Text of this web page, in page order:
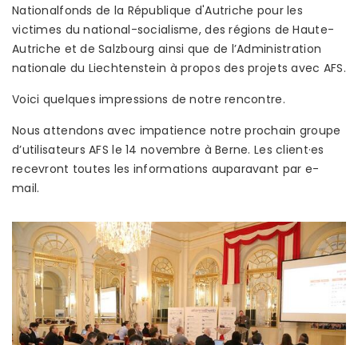
Nationalfonds de la République d'Autriche pour les
victimes du national-socialisme, des régions de Haute-
Autriche et de Salzbourg ainsi que de l’Administration
nationale du Liechtenstein à propos des projets avec AFS.
Voici quelques impressions de notre rencontre.
Nous attendons avec impatience notre prochain groupe
d’utilisateurs AFS le 14 novembre à Berne. Les client·es
recevront toutes les informations auparavant par e-
mail.